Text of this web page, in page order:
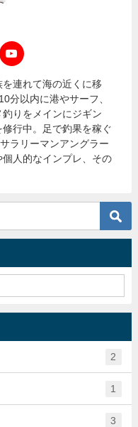
連れて海の近くに移
分以内に港やサーフ、
りをメインにジギン
行中。足で釣果を稼ぐ
ラリーマンアングラー
人的なインプレ、その
2
1
3